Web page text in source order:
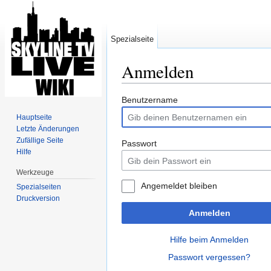
Anmelden
Benutzername
Passwort
Angemeldet bleiben
Anmelden
Hilfe beim Anmelden
Passwort vergessen?
Spezialseite
Hauptseite
Letzte Änderungen
Zufällige Seite
Hilfe
Werkzeuge
Spezialseiten
Druckversion